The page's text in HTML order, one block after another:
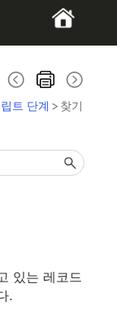
트 단계 > 찾기
있는 레코드
.